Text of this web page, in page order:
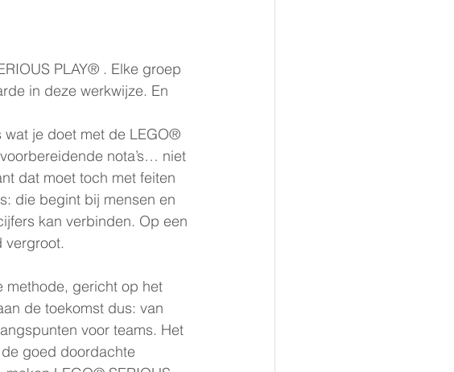
PLAY® . Elke groep
in deze werkwijze. En
wat je doet met de LEGO®
nota’s… niet
dat moet toch met feiten
die begint bij mensen en
kan verbinden. Op een
vergroot.
methode, gericht op het
de toekomst dus: van
voor teams. Het
goed doordachte